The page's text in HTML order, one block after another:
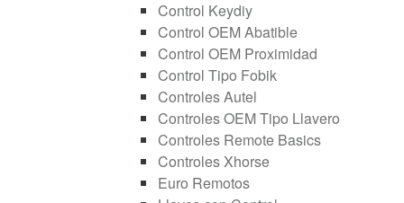
Control Keydiy
Control OEM Abatible
Control OEM Proximidad
Control Tipo Fobik
Controles Autel
Controles OEM Tipo Llavero
Controles Remote Basics
Controles Xhorse
Euro Remotos